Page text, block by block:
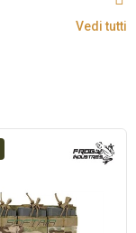
Vedi tutti